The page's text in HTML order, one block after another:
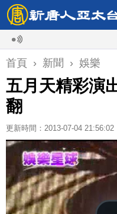
首頁 › 新聞 › 娛樂
五月天精彩演
翻
更新時間：2013-07-04 21:56:02